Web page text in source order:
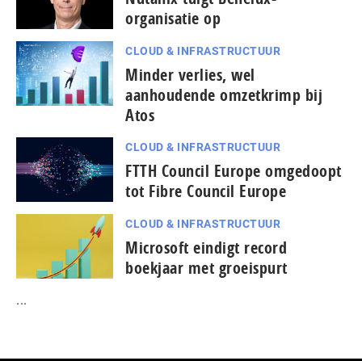
organisatie op
CLOUD & INFRASTRUCTUUR
Minder verlies, wel
aanhoudende omzetkrimp bij
Atos
CLOUD & INFRASTRUCTUUR
FTTH Council Europe omgedoopt
tot Fibre Council Europe
CLOUD & INFRASTRUCTUUR
Microsoft eindigt record
boekjaar met groeispurt
...